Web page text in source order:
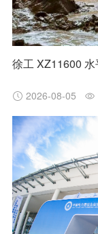
2026-08-05